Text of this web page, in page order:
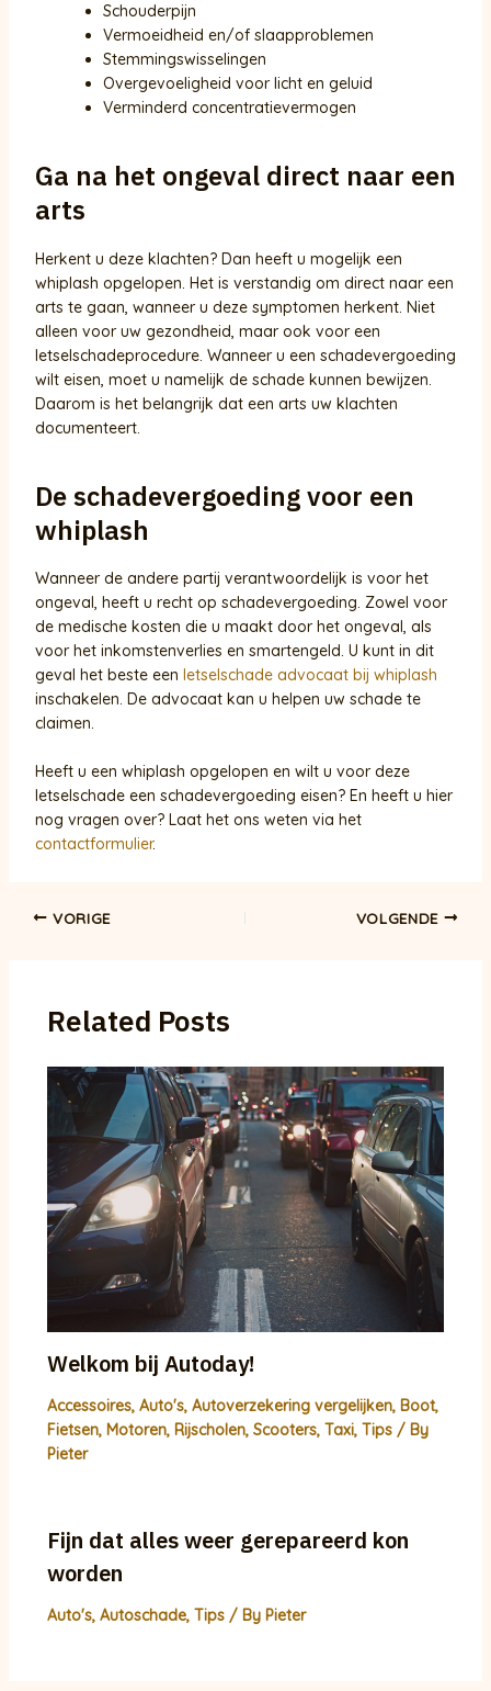
Schouderpijn
Vermoeidheid en/of slaapproblemen
Stemmingswisselingen
Overgevoeligheid voor licht en geluid
Verminderd concentratievermogen
Ga na het ongeval direct naar een
arts
Herkent u deze klachten? Dan heeft u mogelijk een
whiplash opgelopen. Het is verstandig om direct naar een
arts te gaan, wanneer u deze symptomen herkent. Niet
alleen voor uw gezondheid, maar ook voor een
letselschadeprocedure. Wanneer u een schadevergoeding
wilt eisen, moet u namelijk de schade kunnen bewijzen.
Daarom is het belangrijk dat een arts uw klachten
documenteert.
De schadevergoeding voor een
whiplash
Wanneer de andere partij verantwoordelijk is voor het
ongeval, heeft u recht op schadevergoeding. Zowel voor
de medische kosten die u maakt door het ongeval, als
voor het inkomstenverlies en smartengeld. U kunt in dit
geval het beste een letselschade advocaat bij whiplash
inschakelen. De advocaat kan u helpen uw schade te
claimen.
Heeft u een whiplash opgelopen en wilt u voor deze
letselschade een schadevergoeding eisen? En heeft u hier
nog vragen over? Laat het ons weten via het
contactformulier.
BerichtVORIGE VOLGENDE
Related Posts
Welkom bij Autoday!
Accessoires, Auto's, Autoverzekering vergelijken, Boot,
Fietsen, Motoren, Rijscholen, Scooters, Taxi, Tips/ By
Pieter
Fijn dat alles weer gerepareerd kon
worden
Auto's, Autoschade, Tips/ By Pieter